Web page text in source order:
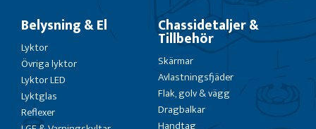
Belysning & El
Lyktor
Övriga lyktor
Lyktor LED
Lyktglas
Reflexer
Chassidetaljer &
Tillbehör
Skärmar
Avlastningsfjäder
Flak, golv & vägg
Dragbalkar